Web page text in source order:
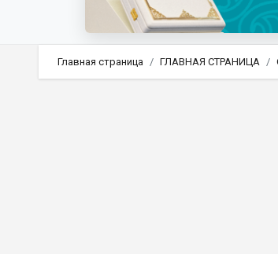
Главная страница ГЛАВНАЯ СТРАНИЦА